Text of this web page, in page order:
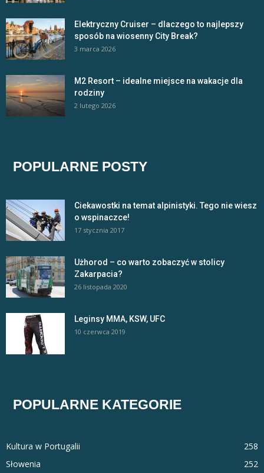
Elektryczny Cruiser – dlaczego to najlepszy
sposób na wiosenny City Break?
3 marca 2026
M2 Resort – idealne miejsce na wakacje dla
rodziny
2 lutego 2026
POPULARNE POSTY
Ciekawostki na temat alpinistyki. Tego nie wiesz
o wspinaczce!
17 stycznia 2017
Użhorod – co warto zobaczyć w stolicy
Zakarpacia?
26 listopada 2020
Leginsy MMA, KSW, UFC
10 czerwca 2019
POPULARNE KATEGORIE
Kultura w Portugalii
258
Słowenia
252